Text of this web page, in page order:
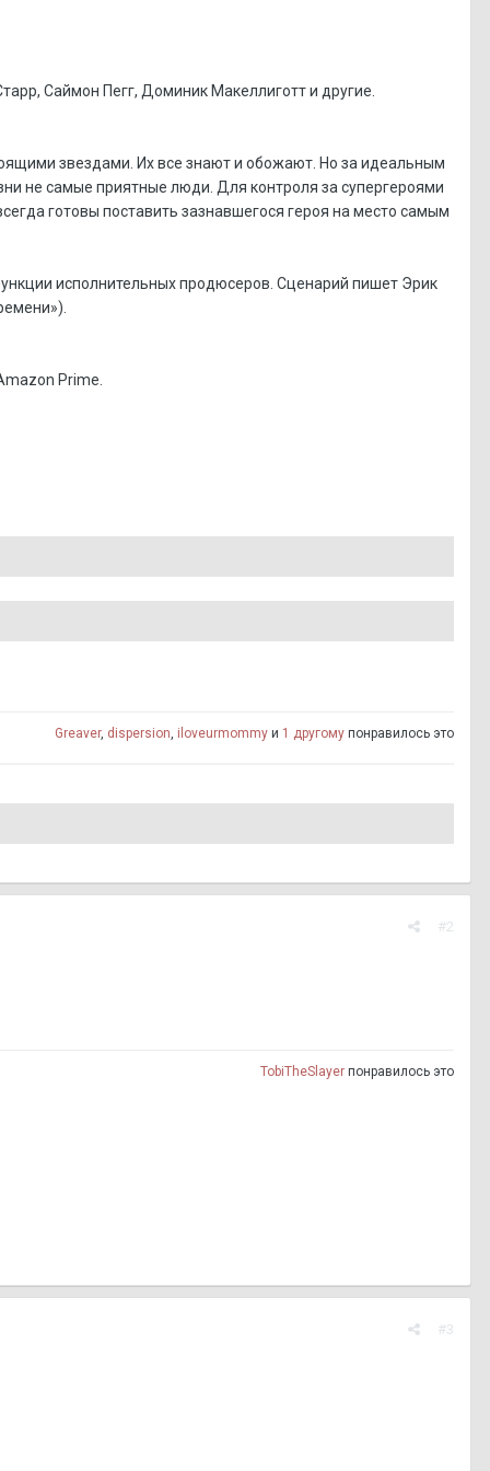
Саймон Пегг, Доминик Макеллиготт и другие.
звездами. Их все знают и обожают. Но за идеальным
не самые приятные люди. Для контроля за супергероями
готовы поставить зазнавшегося героя на место самым
исполнительных продюсеров. Сценарий пишет Эрик
Prime.
Greaver, dispersion, iloveurmommy и 1 другому понравилось это
#2
TobiTheSlayer понравилось это
#3